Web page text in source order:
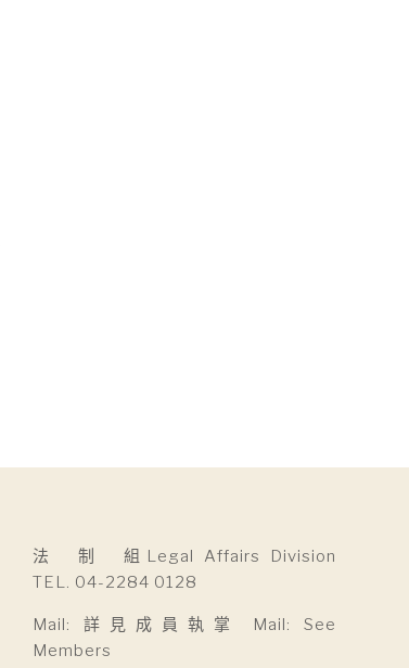
法 制 組Legal Affairs Division
TEL. 04-2284 0128
Mail: 詳見成員執掌 Mail: See
Members